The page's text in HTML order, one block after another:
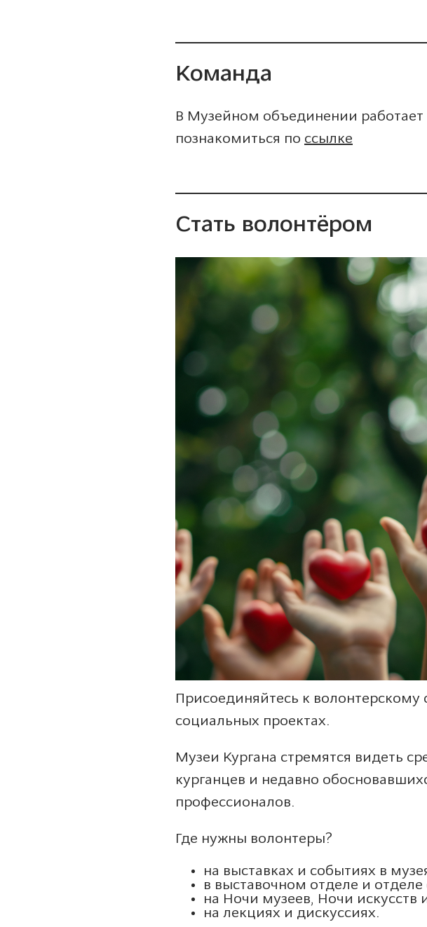
Команда
В Музейном объединении
познакомиться по ссылке
Стать волонтёром
Присоединяйтесь к волонтерскому
социальных проектах.
Музеи Кургана стремятся видеть
курганцев и недавно
профессионалов.
Где нужны волонтеры?
на выставках и событиях в
в выставочном отделе и
на Ночи музеев, Ночи искусств
на лекциях и дискуссиях.